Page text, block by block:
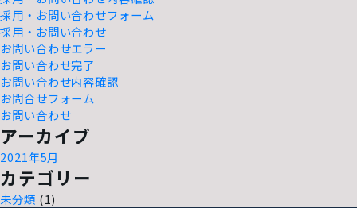
採用・お問い合わせフォーム
採用・お問い合わせ
お問い合わせエラー
お問い合わせ完了
お問い合わせ内容確認
お問合せフォーム
お問い合わせ
アーカイブ
2021年5月
カテゴリー
未分類 (1)